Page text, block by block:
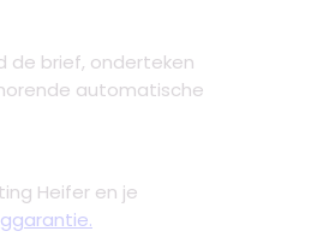
de brief, onderteken
automatische
Heifer en je